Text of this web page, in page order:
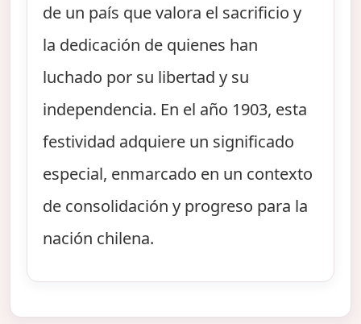
de un país que valora el sacrificio y
la dedicación de quienes han
luchado por su libertad y su
independencia. En el año 1903, esta
festividad adquiere un significado
especial, enmarcado en un contexto
de consolidación y progreso para la
nación chilena.